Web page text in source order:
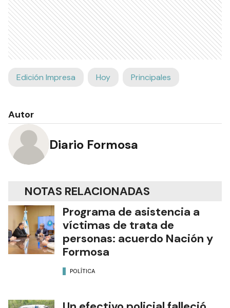
Edición Impresa Hoy Principales
Autor
Diario Formosa
NOTAS RELACIONADAS
Programa de asistencia a
víctimas de trata de
personas: acuerdo Nación y
Formosa
POLÍTICA